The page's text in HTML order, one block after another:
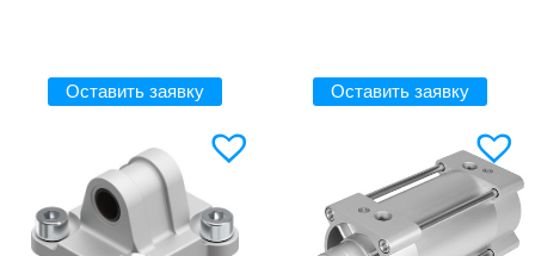
Оставить заявку Оставить заявку